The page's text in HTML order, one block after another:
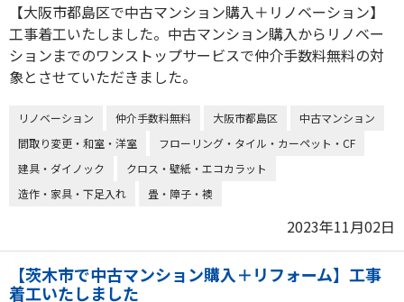
【大阪市都島区で中古マンション購入＋リノベーション】
工事着工いたしました。中古マンション購入からリノベー
ションまでのワンストップサービスで仲介手数料無料の対
象とさせていただきました。
リノベーション 仲介手数料無料 大阪市都島区
中古マンション
間取り変更・和室・洋室
フローリング・タイル・カーペット・CF
建具・ダイノック
クロス・壁紙・エコカラット
造作・家具・下足入れ
畳・障子・襖
2023年11月02日
【茨木市で中古マンション購入＋リフォーム】工事
着工いたしました